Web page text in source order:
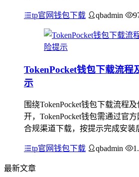
tp官网钱包下载 qbadmin
TokenPocket钱包下载流程
示
围绕TokenPocket钱包下载流程
开，TokenPocket钱包需通过官
合规渠道下载，按提示完成安装
tp官网钱包下载 qbadmin
最新文章